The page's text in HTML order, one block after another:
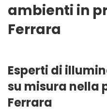
ambienti in
Ferrara
Esperti di
su misura nella
Ferrara